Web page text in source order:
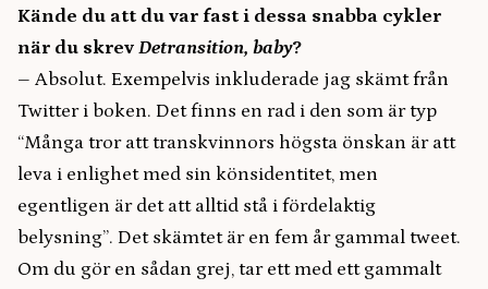
Kände du att du var fast i dessa snabba cykler
när du skrev Detransition, baby?
– Absolut. Exempelvis inkluderade jag skämt från
Twitter i boken. Det finns en rad i den som är typ
“Många tror att transkvinnors högsta önskan är att
leva i enlighet med sin könsidentitet, men
egentligen är det att alltid stå i fördelaktig
belysning”. Det skämtet är en fem år gammal tweet.
Om du gör en sådan grej, tar ett med ett gammalt